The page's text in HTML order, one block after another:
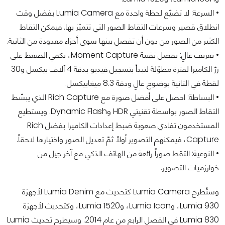
• السرعة: لا تضيّع لحظة واحدة مع Lumia Camera بفضل وقت
انطلاق قصير وسرعات التقاط الصور التي تتميّز بها. فيمكن التقاط
الكثير من الصور من دون أن تفصل بينها سوى أجزاء معدودة من الثانية.
• تعريف عالٍ: بفضل تقنية Moment Capture، يكفي الضغط على
زرّ الكاميرا لفترة مطوّلة لتبدأ بتسجيل فيديو بدقة 4 آلاف بيكسل و30
لقطة في الثانية بوضوح عالٍ ودقة 8.3 ميغابيكسل.
• البساطة: احصل على أفضل صورة مع Rich Capture الذي يبسّط
التقاط الصور بواسطة تقنيتي HDR وDynamic Flash. ويستطيع
المستخدمون تفادي صعوبة ضبط إعدادات الكاميرا بفضل Rich
Capture، فيمكنهم التصوير أولاً ثمّ تعديل الصور واختيارها لاحقاً.
• النوعية: التقط صوراً رائعة من الهاتف الذكي مع آخر جيل من
خوارزميات التصوير.
وستُطرح Lumia Camera كتحديث مع Lumia Denim لأجهزة
Lumia 930، وLumia Icon، وLumia 1520، وكتحديث لأجهزة
Lumia 830 في الفصل الرابع من عام 2014. وسيطرح تحديث Lumia